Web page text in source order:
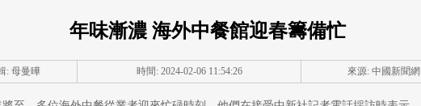
年味漸濃 海外中餐館迎春籌備忙
: 母曼曄 時間: 2024-02-06 11:54:26 來源: 中國新聞網